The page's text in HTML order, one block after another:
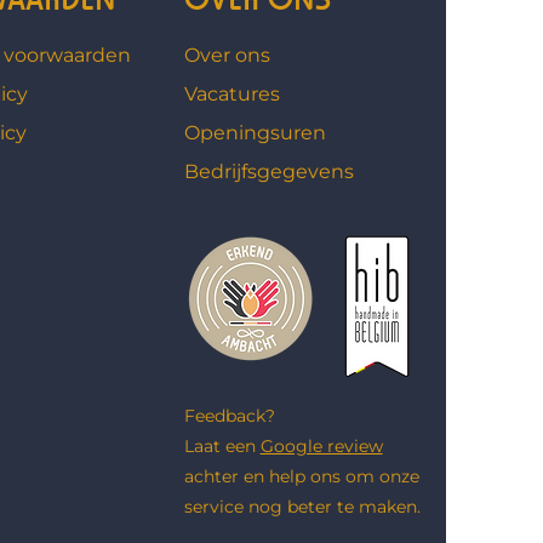
Over ons
Vacatures
Openingsuren
Bedrijfsgegevens
Feedback?
Laat een Google review
achter en help ons om onze
service nog beter te maken.